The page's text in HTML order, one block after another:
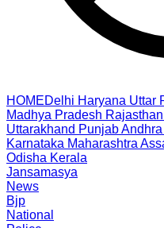
HOMEDelhi Haryana Uttar
Madhya Pradesh Rajasthan
Uttarakhand Punjab
Karnataka Maharashtra
Odisha Kerala
Jansamasya
News
Bjp
National